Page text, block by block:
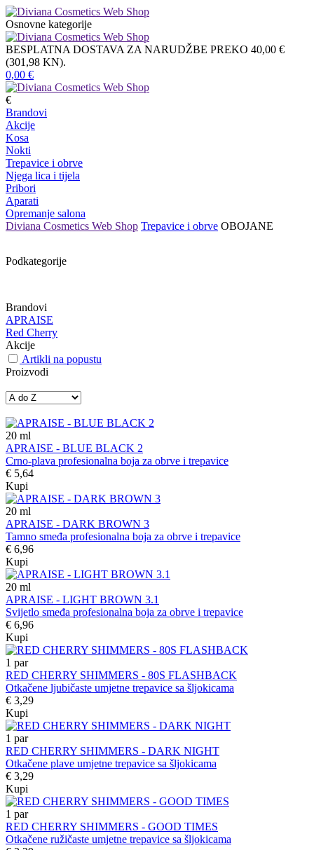
Osnovne kategorije
BESPLATNA DOSTAVA ZA NARUDŽBE PREKO 40,00 €
(301,98 KN).
0,00 €
€
Brandovi
Akcije
Kosa
Nokti
Trepavice i obrve
Njega lica i tijela
Pribori
Aparati
Opremanje salona
Diviana Cosmetics Web Shop Trepavice i obrve OBOJANE
Podkategorije
Brandovi
APRAISE
Red Cherry
Akcije
Artikli na popustu
Proizvodi
20 ml
APRAISE - BLUE BLACK 2
Crno-plava profesionalna boja za obrve i trepavice
€ 5,64
Kupi
20 ml
APRAISE - DARK BROWN 3
Tamno smeđa profesionalna boja za obrve i trepavice
€ 6,96
Kupi
20 ml
APRAISE - LIGHT BROWN 3.1
Svijetlo smeđa profesionalna boja za obrve i trepavice
€ 6,96
Kupi
1 par
RED CHERRY SHIMMERS - 80S FLASHBACK
Otkačene ljubičaste umjetne trepavice sa šljokicama
€ 3,29
Kupi
1 par
RED CHERRY SHIMMERS - DARK NIGHT
Otkačene plave umjetne trepavice sa šljokicama
€ 3,29
Kupi
1 par
RED CHERRY SHIMMERS - GOOD TIMES
Otkačene ružičaste umjetne trepavice sa šljokicama